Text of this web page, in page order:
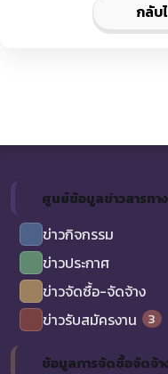
กลับ
ศูนย์ข้อมูลข่าวสารทา
ข่าวกิจกรรม
ข่าวประกาศ
ข่าวจัดซื้อ-จัดจ้าง
ข่าวรับสมัครงาน
3
ข้อมูลการจัดซื้อจัดจ้า